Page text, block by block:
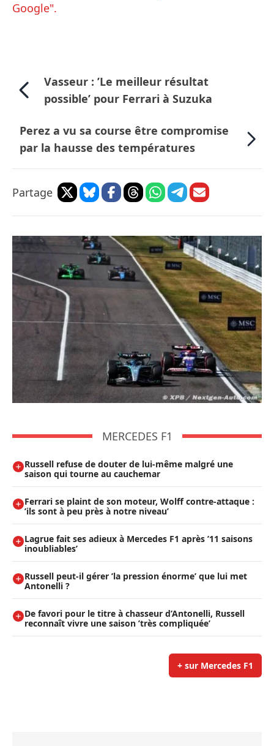
Google".
Vasseur : ’Le meilleur résultat
possible’ pour Ferrari à Suzuka
Perez a vu sa course être compromise
par la hausse des températures
Partage
MERCEDES F1
Russell refuse de douter de lui-même malgré une
saison qui tourne au cauchemar
Ferrari se plaint de son moteur, Wolff contre-attaque :
’ils sont à peu près à notre niveau’
Lagrue fait ses adieux à Mercedes F1 après ’11 saisons
inoubliables’
Russell peut-il gérer ’la pression énorme’ que lui met
Antonelli ?
De favori pour le titre à chasseur d’Antonelli, Russell
reconnaît vivre une saison ’très compliquée’
+ sur Mercedes F1